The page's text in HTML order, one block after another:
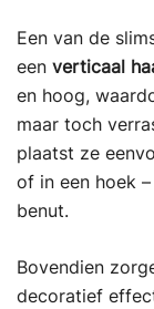
Een van de
een verticaal
en hoog,
maar toch
plaatst ze
of in een hoek
benut.
Bovendien
decoratief